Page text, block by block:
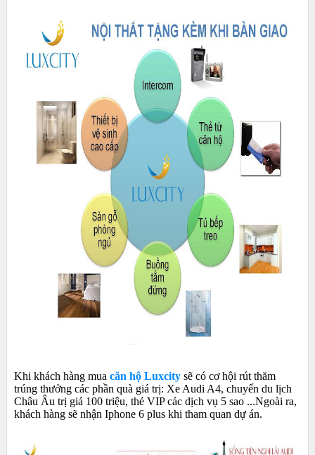
Khi khách hàng mua căn hộ Luxcitysẽ có cơ hội rút thăm
trúng thưởng các phần quà giá trị: Xe Audi A4, chuyến du lịch
Châu Âu trị giá 100 triệu, thẻ VIP các dịch vụ 5 sao ...Ngoài ra,
khách hàng sẽ nhận Iphone 6 plus khi tham quan dự án.